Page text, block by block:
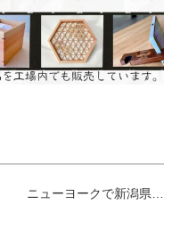
ニューヨークで新潟県…